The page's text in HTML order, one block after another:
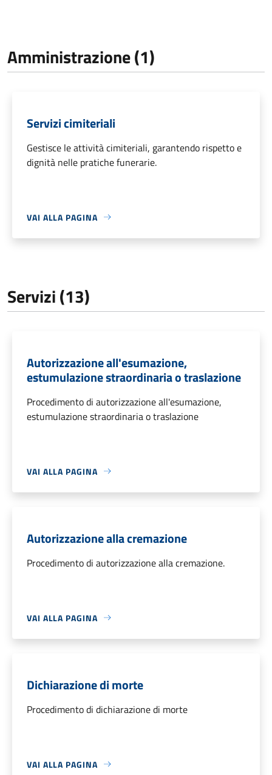
Amministrazione (1)
Servizi cimiteriali
Gestisce le attività cimiteriali, garantendo rispetto e
dignità nelle pratiche funerarie.
VAI ALLA PAGINA
Servizi (13)
Autorizzazione all'esumazione,
estumulazione straordinaria o traslazione
Procedimento di autorizzazione all'esumazione,
estumulazione straordinaria o traslazione
VAI ALLA PAGINA
Autorizzazione alla cremazione
Procedimento di autorizzazione alla cremazione.
VAI ALLA PAGINA
Dichiarazione di morte
Procedimento di dichiarazione di morte
VAI ALLA PAGINA